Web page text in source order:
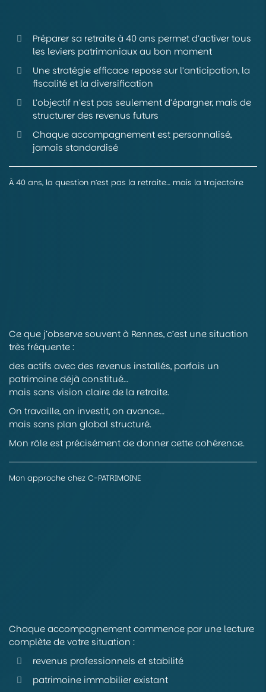
Préparer sa retraite à 40 ans permet d’activer tous
les leviers patrimoniaux au bon moment
Une stratégie efficace repose sur l’anticipation, la
fiscalité et la diversification
L’objectif n’est pas seulement d’épargner, mais de
structurer des revenus futurs
Chaque accompagnement est personnalisé,
jamais standardisé
À 40 ans, la question n’est pas la retraite… mais la trajectoire
Ce que j’observe souvent à Rennes, c’est une situation
très fréquente :
des actifs avec des revenus installés, parfois un
patrimoine déjà constitué…
mais sans vision claire de la retraite.
On travaille, on investit, on avance…
mais sans plan global structuré.
Mon rôle est précisément de donner cette cohérence.
Mon approche chez C-PATRIMOINE
Chaque accompagnement commence par une lecture
complète de votre situation :
revenus professionnels et stabilité
patrimoine immobilier existant